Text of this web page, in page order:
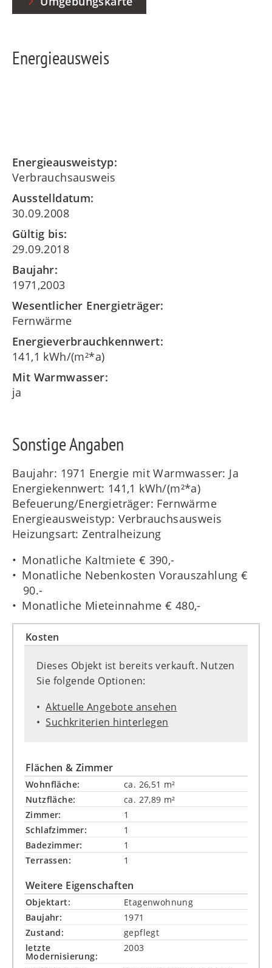
Energieausweis
Energieausweistyp:
Verbrauchsausweis
Ausstelldatum:
30.09.2008
Gültig bis:
29.09.2018
Baujahr:
1971,2003
Wesentlicher Energieträger:
Fernwärme
Energieverbrauchkennwert:
141,1 kWh/(m²*a)
Mit Warmwasser:
ja
Sonstige Angaben
Baujahr: 1971 Energie mit Warmwasser: Ja
Energiekennwert: 141,1 kWh/(m²*a)
Befeuerung/Energieträger: Fernwärme
Energieausweistyp: Verbrauchsausweis
Heizungsart: Zentralheizung
Monatliche Kaltmiete € 390,-
Monatliche Nebenkosten Vorauszahlung €
90.-
Monatliche Mieteinnahme € 480,-
Kosten
Dieses Objekt ist bereits verkauft. Nutzen
Sie folgende Optionen:
Aktuelle Angebote ansehen
Suchkriterien hinterlegen
Flächen & Zimmer
Wohnfläche:
ca. 26,51 m²
Nutzfläche:
ca. 27,89 m²
Zimmer:
1
Schlafzimmer:
1
Badezimmer:
1
Terrassen:
1
Weitere Eigenschaften
Objektart:
Etagenwohnung
Baujahr:
1971
Zustand:
gepflegt
letzte
Modernisierung:
2003